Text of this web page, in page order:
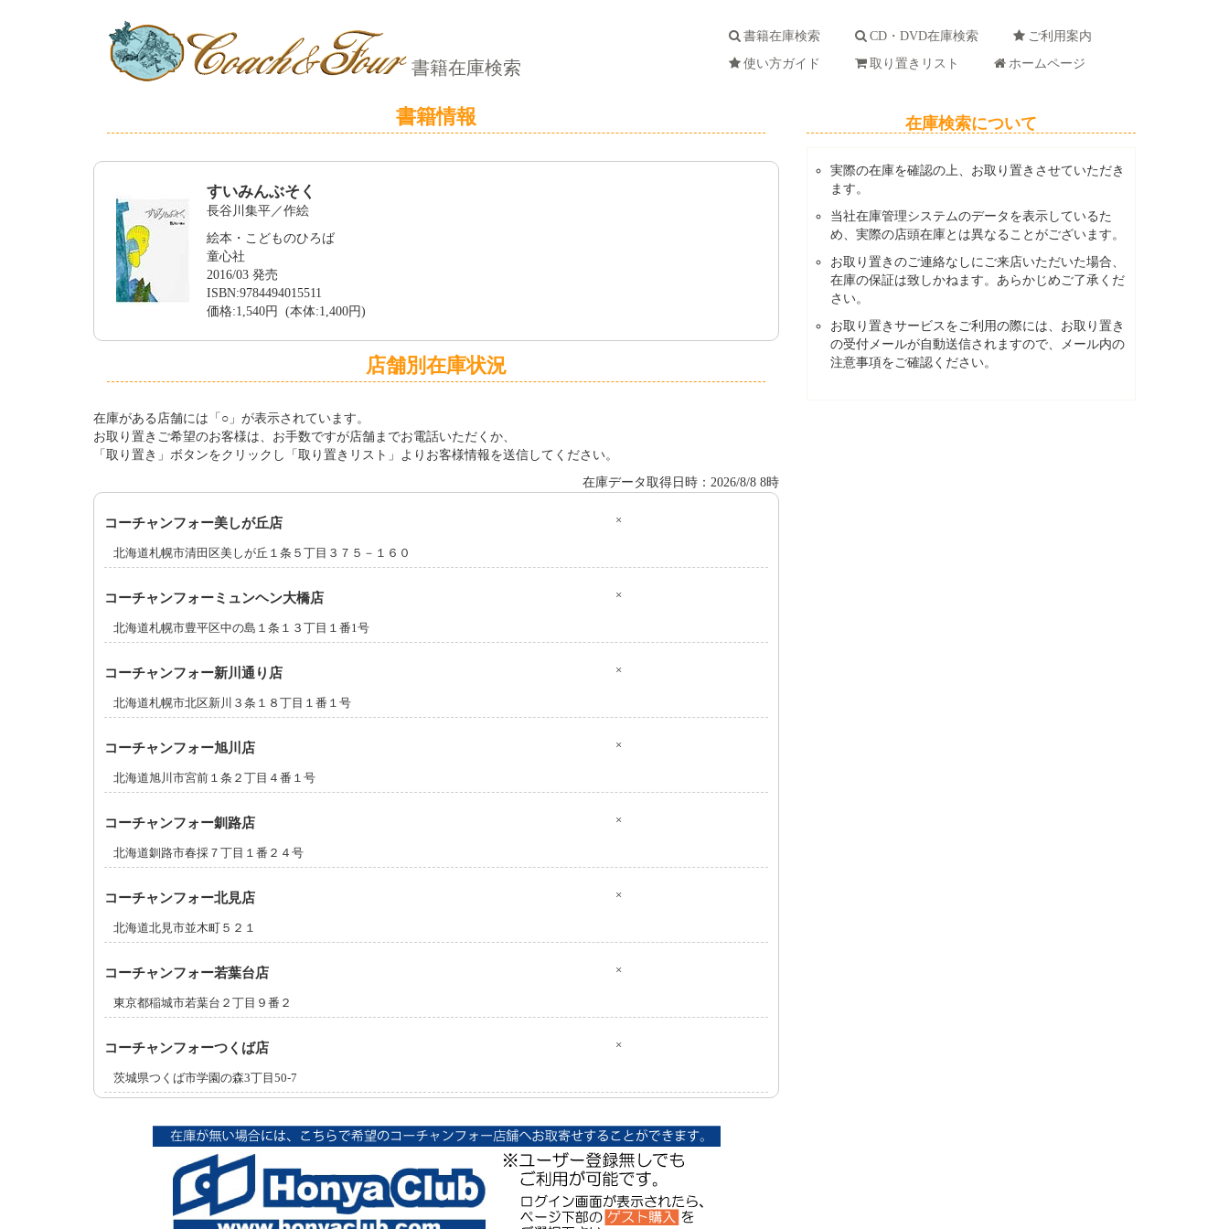
書籍在庫検索
書籍在庫検索 CD・DVD在庫検索
ご利用案内
使い方ガイド
取り置きリスト ホームページ
書籍情報
すいみんぶそく
長谷川集平／作絵
絵本・こどものひろば
童心社
2016/03 発売
ISBN:9784494015511
価格:1,540円 (本体:1,400円)
店舗別在庫状況
在庫がある店舗には「○」が表示されています。
お取り置きご希望のお客様は、お手数ですが店舗までお電話いただくか、
「取り置き」ボタンをクリックし「取り置きリスト」よりお客様情報を送信してください。
在庫データ取得日時：2026/8/8 8時
コーチャンフォー美しが丘店 ×
北海道札幌市清田区美しが丘１条５丁目３７５－１６０
コーチャンフォーミュンヘン大橋店 ×
北海道札幌市豊平区中の島１条１３丁目１番1号
コーチャンフォー新川通り店 ×
北海道札幌市北区新川３条１８丁目１番１号
コーチャンフォー旭川店 ×
北海道旭川市宮前１条２丁目４番１号
コーチャンフォー釧路店 ×
北海道釧路市春採７丁目１番２４号
コーチャンフォー北見店 ×
北海道北見市並木町５２１
コーチャンフォー若葉台店 ×
東京都稲城市若葉台２丁目９番２
コーチャンフォーつくば店 ×
茨城県つくば市学園の森3丁目50-7
在庫検索について
実際の在庫を確認の上、お取り置きさせていただき
ます。
当社在庫管理システムのデータを表示しているた
め、実際の店頭在庫とは異なることがございます。
お取り置きのご連絡なしにご来店いただいた場合、
在庫の保証は致しかねます。あらかじめご了承くだ
さい。
お取り置きサービスをご利用の際には、お取り置き
の受付メールが自動送信されますので、メール内の
注意事項をご確認ください。